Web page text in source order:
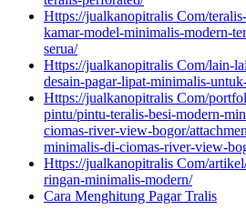
Https://jualkanopitralis Com/
kamar-model-minimalis-modern-
serua/
Https://jualkanopitralis Com/lain-
desain-pagar-lipat-minimalis-
Https://jualkanopitralis Com/
pintu/pintu-teralis-besi-modern-
ciomas-river-view-bogor/
minimalis-di-ciomas-river-view-
Https://jualkanopitralis Com/
ringan-minimalis-modern/
Cara Menghitung Pagar Tralis